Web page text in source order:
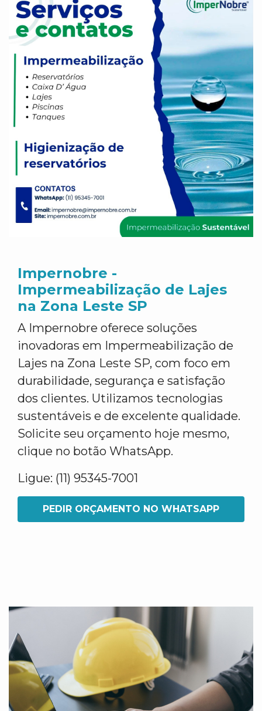
Impernobre -
Impermeabilização de Lajes
na Zona Leste SP
A Impernobre oferece soluções
inovadoras em Impermeabilização de
Lajes na Zona Leste SP, com foco em
durabilidade, segurança e satisfação
dos clientes. Utilizamos tecnologias
sustentáveis e de excelente qualidade.
Solicite seu orçamento hoje mesmo,
clique no botão WhatsApp.
Ligue: (11) 95345-7001
PEDIR ORÇAMENTO NO WHATSAPP